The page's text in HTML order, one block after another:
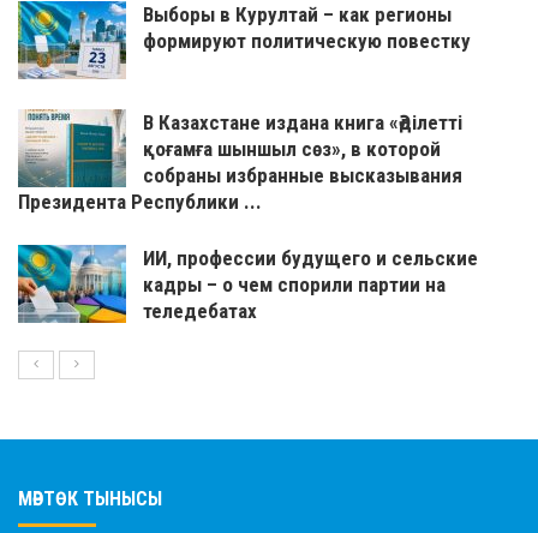
Выборы в Курултай – как регионы
формируют политическую повестку
В Казахстане издана книга «Әділетті
қоғамға шыншыл сөз», в которой
собраны избранные высказывания
Президента Республики ...
ИИ, профессии будущего и сельские
кадры – о чем спорили партии на
теледебатах
МӘРТӨК ТЫНЫСЫ